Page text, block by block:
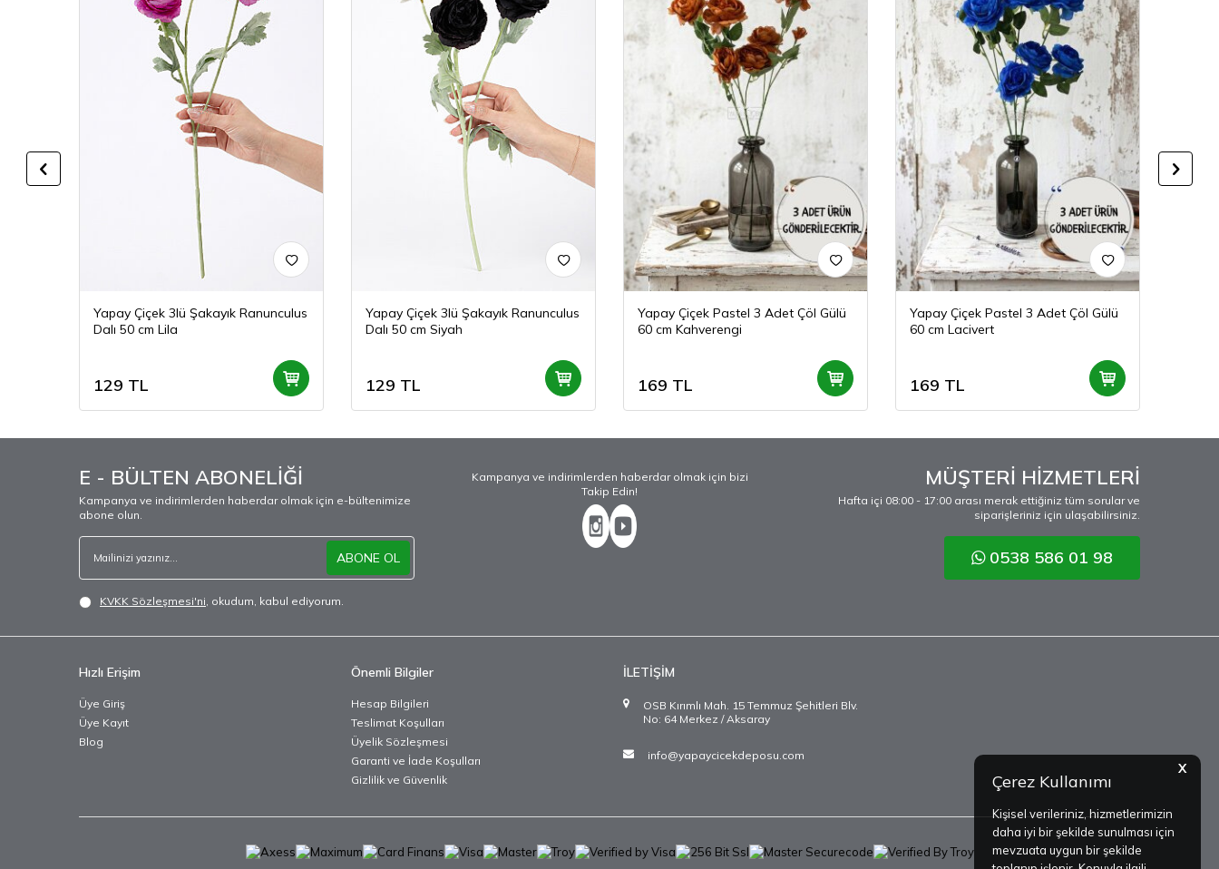
X
Çerez Kullanımı
Kişisel verileriniz, hizmetlerimizin
daha iyi bir şekilde sunulması için
mevzuata uygun bir şekilde
Yapay Çiçek 3lü Şakayık Ranunculus
Dalı 50 cm Lila
129 TL
Yapay Çiçek 3lü Şakayık Ranunculus
Dalı 50 cm Siyah
129 TL
Yapay Çiçek Pastel 3 Adet Çöl Gülü
60 cm Kahverengi
169 TL
Yapay Çiçek Pastel 3 Adet Çöl Gülü
60 cm Lacivert
169 TL
E - BÜLTEN ABONELİĞİ
Kampanya ve indirimlerden haberdar olmak için e-bültenimize
abone olun.
ABONE OL
KVKK Sözleşmesi'ni, okudum, kabul ediyorum.
Kampanya ve indirimlerden haberdar olmak için bizi
Takip Edin!
MÜŞTERİ HİZMETLERİ
Hafta içi 08:00 - 17:00 arası merak ettiğiniz tüm sorular ve
siparişleriniz için ulaşabilirsiniz.
0538 586 01 98
Hızlı Erişim
Üye Giriş
Üye Kayıt
Blog
Önemli Bilgiler
Hesap Bilgileri
Teslimat Koşulları
Üyelik Sözleşmesi
Garanti ve İade Koşulları
Gizlilik ve Güvenlik
İLETİŞİM
OSB Kırımlı Mah. 15 Temmuz Şehitleri Blv.
No: 64 Merkez / Aksaray
info@yapaycicekdeposu.com